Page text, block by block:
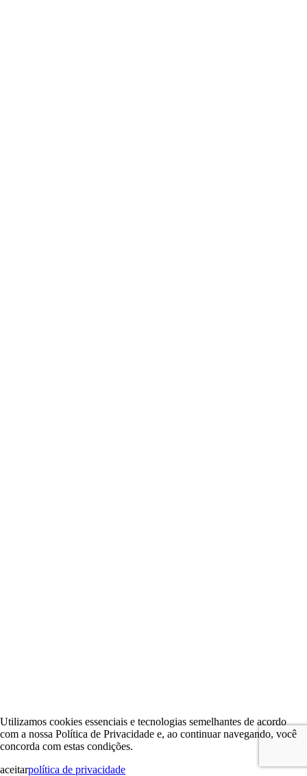
Utilizamos cookies essenciais e tecnologias semelhantes de acordo
com a nossa Política de Privacidade e, ao continuar navegando, você
concorda com estas condições.
aceitarpolítica de privacidade